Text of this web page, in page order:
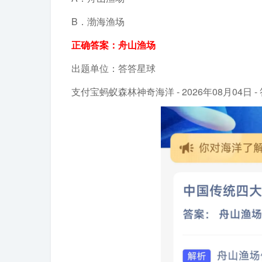
B．渤海渔场
正确答案：舟山渔场
出题单位：答答星球
支付宝蚂蚁森林神奇海洋 - 2026年08月04日 -